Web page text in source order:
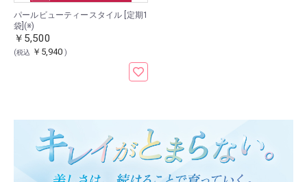
パールビューティースタイル [定期1
袋](※)
￥5,500
(税込 ￥5,940 )